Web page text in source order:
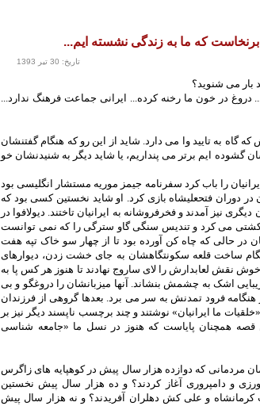
که ما به زندگی نشسته ایم...
تاریخ: 30 تیر 1393
بار می شنوید؟
دروغ در خون ما رخنه کرده... ایرانی جماعت فرهنگ ندارد...
که گاه به تایید وا می دارد. شاید از این رو که هنگام گفتنشان
گشوده ایم برتر می پنداریم، یا شاید دیگر به شنیدنشان خو
را باب کرد سفرنامه جیمز موریه مستشار انگلیسی بود
در دوران فتحعلیشاه بازی کرد. او شاید نخستین کسی بود که
دیگری نیز آمدند و فخرفروشانه به ایرانیان تاختند. دیولافوا در
کشتی می کرد و تندیس سنگی گاو سترگی را که نمی توانست
در حالی که چاه کن آورده بود تا از چهار سو خاک تپه هفت
ساخت قلعه سکونتگاهشان به جای خشت زدن، دیوارهای
نقش لعابدارش را لای ساروج نهادند تا هنوز هر کس پا به
اشک به چشمش بنشاند. آنها میزبانشان را دروغگو و بی
هنگامه فرود تمدنش به سر می برد. بعدها گروهی از فرزندان
ما ایرانیان» نوشتند و چند برچسب ناپسند دیگر نیز بر
قصه همچنان پایاست که هنوز در نسل ما «جامعه شناسی
مردمانی که دوازده هزار سال پیش در کوهپایه های زاگرس
و دامپروری آغاز کردند؟ و ده هزار سال پیش نخستین
کرمانشاه و علی کش دهلران آفریدند؟ و نه هزار سال پیش